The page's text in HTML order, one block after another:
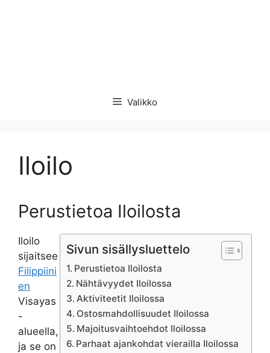
Valikko
Iloilo
Perustietoa Iloilosta
Sivun sisällysluettelo
Perustietoa Iloilosta
Nähtävyydet Iloilossa
Aktiviteetit Iloilossa
Ostosmahdollisuudet Iloilossa
Majoitusvaihtoehdot Iloilossa
Parhaat ajankohdat vierailla Iloilossa
Iloilo
sijaitsee
Filippiini
en
Visayas
-
alueella,
ja se on